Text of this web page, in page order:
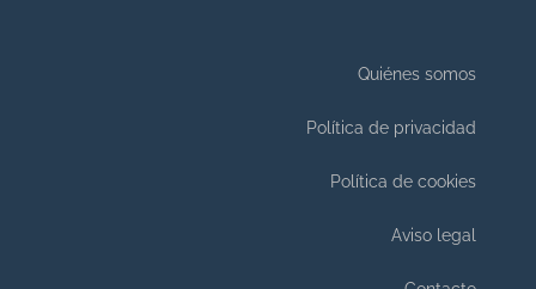
Quiénes somos
Política de privacidad
Política de cookies
Aviso legal